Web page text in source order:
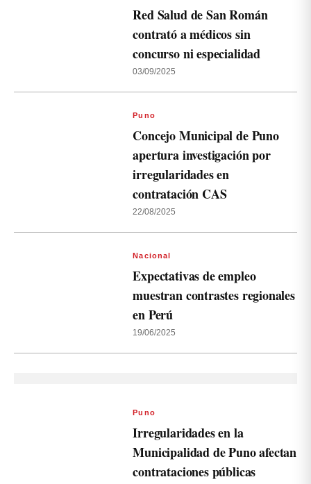
Red Salud de San Román
contrató a médicos sin
concurso ni especialidad
03/09/2025
Puno
Concejo Municipal de Puno
apertura investigación por
irregularidades en
contratación CAS
22/08/2025
Nacional
Expectativas de empleo
muestran contrastes regionales
en Perú
19/06/2025
Puno
Irregularidades en la
Municipalidad de Puno afectan
contrataciones públicas